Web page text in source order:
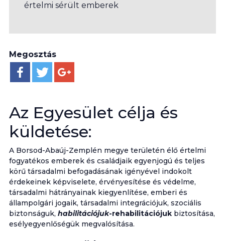
értelmi sérült emberek
Megosztás
Az Egyesület célja és
küldetése:
A Borsod-Abaúj-Zemplén megye területén élő értelmi
fogyatékos emberek és családjaik egyenjogú és teljes
körű társadalmi befogadásának igényével indokolt
érdekeinek képviselete, érvényesítése és védelme,
társadalmi hátrányainak kiegyenlítése, emberi és
állampolgári jogaik, társadalmi integrációjuk, szociális
biztonságuk, habilitációjuk-rehabilitációjukbiztosítása,
esélyegyenlőségük megvalósítása.